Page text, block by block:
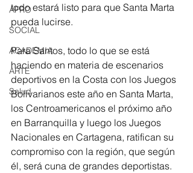
AFRO
SOCIAL
ACADEMIA
ARTE
Salud
todo estará listo para que Santa Marta
pueda lucirse.
Para Santos, todo lo que se está
haciendo en materia de escenarios
deportivos en la Costa con los Juegos
Bolivarianos este año en Santa Marta,
los Centroamericanos el próximo año
en Barranquilla y luego los Juegos
Nacionales en Cartagena, ratifican su
compromiso con la región, que según
él, será cuna de grandes deportistas.